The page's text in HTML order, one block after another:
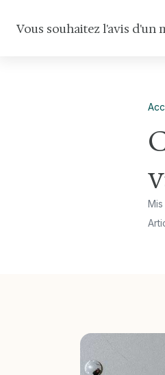
Vous souhaitez l'avis d'un